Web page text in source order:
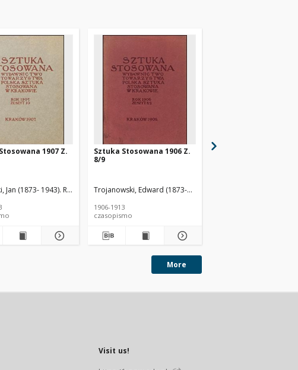
1907 Z.
Jan (1873- 1943). Red. Czajkowski, Józef (1872-1947). Red.
Sztuka Stosowana 1906 Z.
8/9
Trojanowski, Edward (1873-1930). Red.
1906-1913
czasopismo
More
Visit us!